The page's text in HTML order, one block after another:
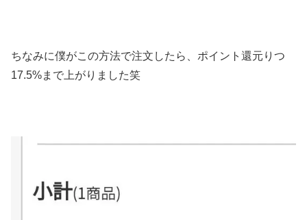
ちなみに僕がこの方法で注文したら、ポイント還元りつ
17.5%まで上がりました笑